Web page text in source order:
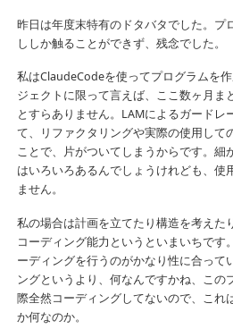
昨日は年度末特有のドタバタでした。プ
ししか触ることができず、残念でした。
私はClaudeCodeを使ってプログラムを
ジェクトに限って言えば、ここ数ヶ月ま
とすらありません。LAMによるガードレ
て、リファクタリングや実際の使用して
ことで、片がついてしまうからです。細
はいろいろあるんでしょうけれども、使
ません。
私の場合は計画を立てたり構造を考えた
コーディング能力というといまいちです
ーディングを行うのがかなり性に合って
ングというより、何なんですかね、この
際全然コーディングしてないので、これ
か何なのか。